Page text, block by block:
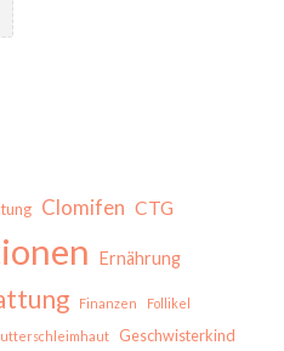
Clomifen CTG
Ernährung
Finanzen Follikel
Geschwisterkind